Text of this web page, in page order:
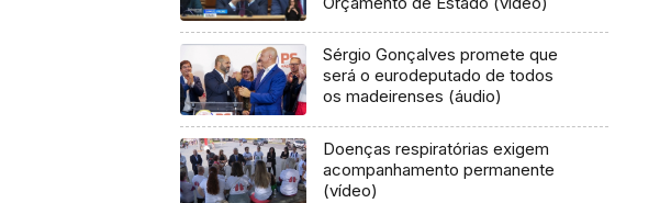
Sérgio Gonçalves promete que
será o eurodeputado de todos
os madeirenses (áudio)
Doenças respiratórias exigem
acompanhamento permanente
(vídeo)